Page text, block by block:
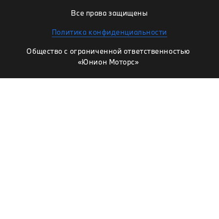
Все права защищены
Политика конфиденциальности
Общество с ограниченной ответственностью
«Юнион Моторс»